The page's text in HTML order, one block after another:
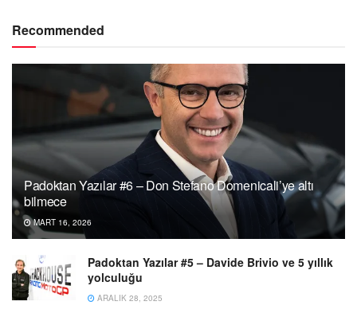
Recommended
Padoktan Yazılar #6 – Don Stefano Domenicali’ye altı
bilmece
MART 16, 2026
Padoktan Yazılar #5 – Davide Brivio ve 5 yıllık
yolculuğu
ARALIK 28, 2025